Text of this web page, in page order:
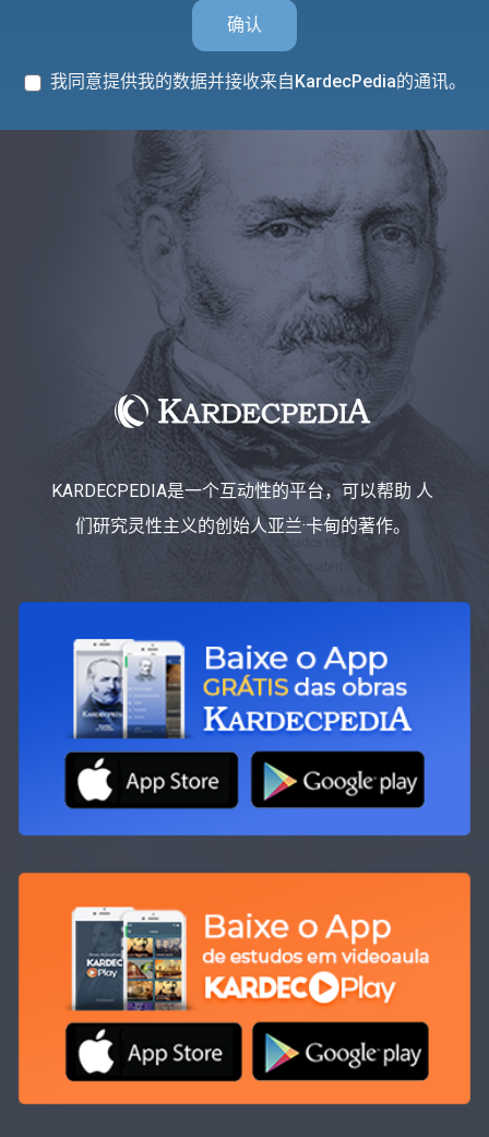
确认
我同意提供我的数据并接收来自KardecPedia的通讯。
KARDECPEDIA是一个互动性的平台，可以帮助 人
们研究灵性主义的创始人亚兰·卡甸的著作。